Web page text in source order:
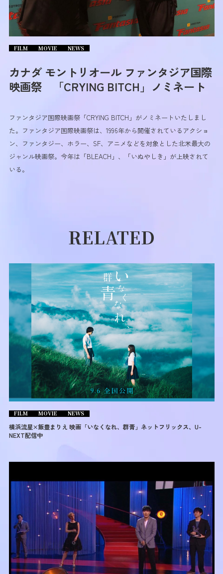
FILM MOVIE NEWS
カナダ モントリオール ファンタジア国際
映画祭 「CRYING BITCH」ノミネート
ファンタジア国際映画祭「CRYING BITCH」がノミネートいたしまし
た。ファンタジア国際映画祭は、1996年から開催されているアクショ
ン、ファンタジー、ホラー、SF、アニメなどを対象とした北米最大の
ジャンル映画祭。今年は「BLEACH」、「いぬやしき」が上映されて
いる。
RELATED
FILM MOVIE NEWS
横浜流星×飯豊まりえ 映画「いなくなれ、群青」ネットフリックス、U-
NEXT配信中